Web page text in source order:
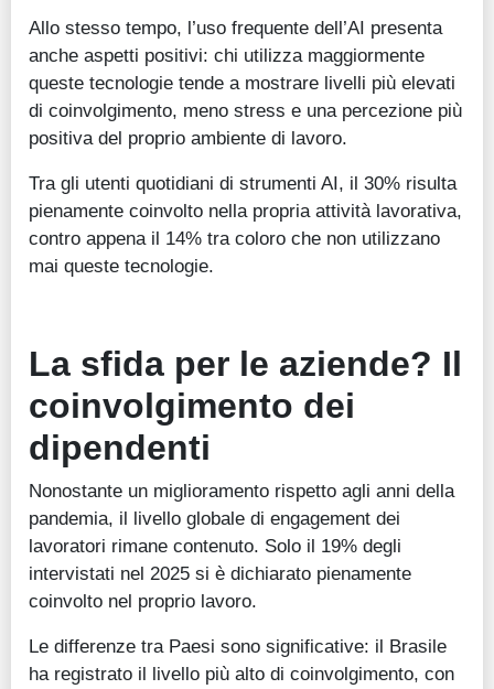
Allo stesso tempo, l’uso frequente dell’AI presenta
anche aspetti positivi: chi utilizza maggiormente
queste tecnologie tende a mostrare livelli più elevati
di coinvolgimento, meno stress e una percezione più
positiva del proprio ambiente di lavoro.
Tra gli utenti quotidiani di strumenti AI, il 30% risulta
pienamente coinvolto nella propria attività lavorativa,
contro appena il 14% tra coloro che non utilizzano
mai queste tecnologie.
La sfida per le aziende? Il
coinvolgimento dei
dipendenti
Nonostante un miglioramento rispetto agli anni della
pandemia, il livello globale di engagement dei
lavoratori rimane contenuto. Solo il 19% degli
intervistati nel 2025 si è dichiarato pienamente
coinvolto nel proprio lavoro.
Le differenze tra Paesi sono significative: il Brasile
ha registrato il livello più alto di coinvolgimento, con